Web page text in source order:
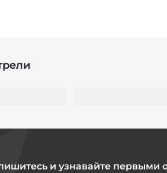
и узнавайте первыми